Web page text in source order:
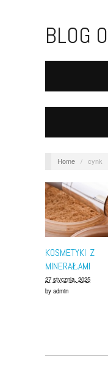
BLOG
Home / cynk
KOSMETYKI Z
MINERAŁAMI
27 stycznia, 2025
by admin